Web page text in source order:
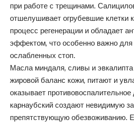
при работе с трещинами.
отшелушивает огрубевшие клетки
процесс регенерации и обладает
эффектом, что особенно важно
ослабленных стоп.
Масла миндаля, сливы и
жировой баланс кожи, питают и
оказывает противовоспалительное
карнаубский создают невидимую
препятствующую обезвоживанию.